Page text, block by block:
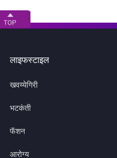
लाइफस्टाइल
खवय्येगिरी
भटकंती
फॅशन
आरोग्य